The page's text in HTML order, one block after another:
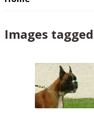
Images